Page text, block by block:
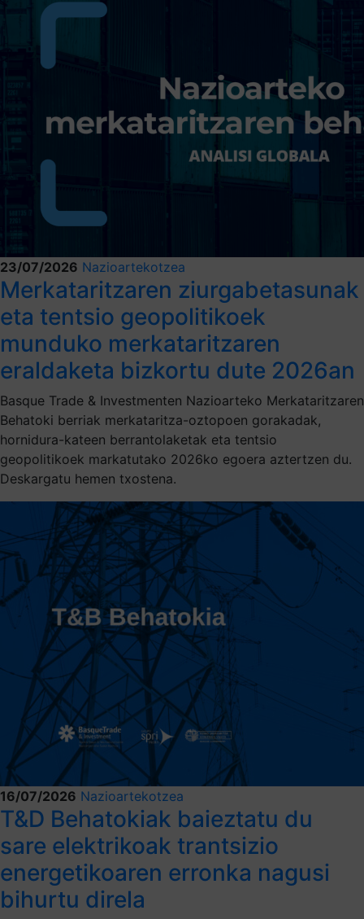
23/07/2026 Nazioartekotzea
Merkataritzaren ziurgabetasunak
eta tentsio geopolitikoek
munduko merkataritzaren
eraldaketa bizkortu dute 2026an
Basque Trade & Investmenten Nazioarteko Merkataritzaren
Behatoki berriak merkataritza-oztopoen gorakadak,
hornidura-kateen berrantolaketak eta tentsio
geopolitikoek markatutako 2026ko egoera aztertzen du.
Deskargatu hemen txostena.
16/07/2026 Nazioartekotzea
T&D Behatokiak baieztatu du
sare elektrikoak trantsizio
energetikoaren erronka nagusi
bihurtu direla